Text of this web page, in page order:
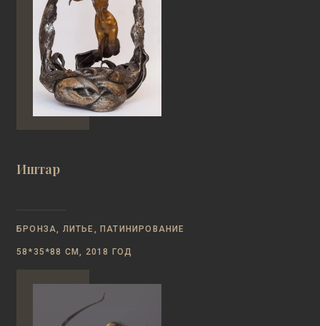
Иштар
БРОНЗА, ЛИТЬЕ, ПАТИНИРОВАНИЕ
58*35*88 СМ, 2018 ГОД